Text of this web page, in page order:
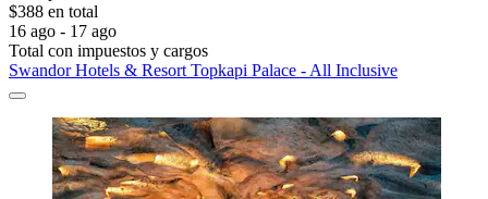
$388 en total
16 ago - 17 ago
Total con impuestos y cargos
Swandor Hotels & Resort Topkapi Palace - All Inclusive